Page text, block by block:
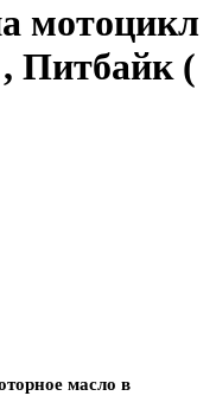
мотоцикл
Питбайк (
масло в